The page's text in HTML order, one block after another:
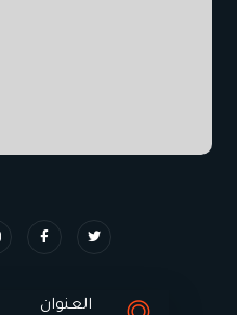
العنوان